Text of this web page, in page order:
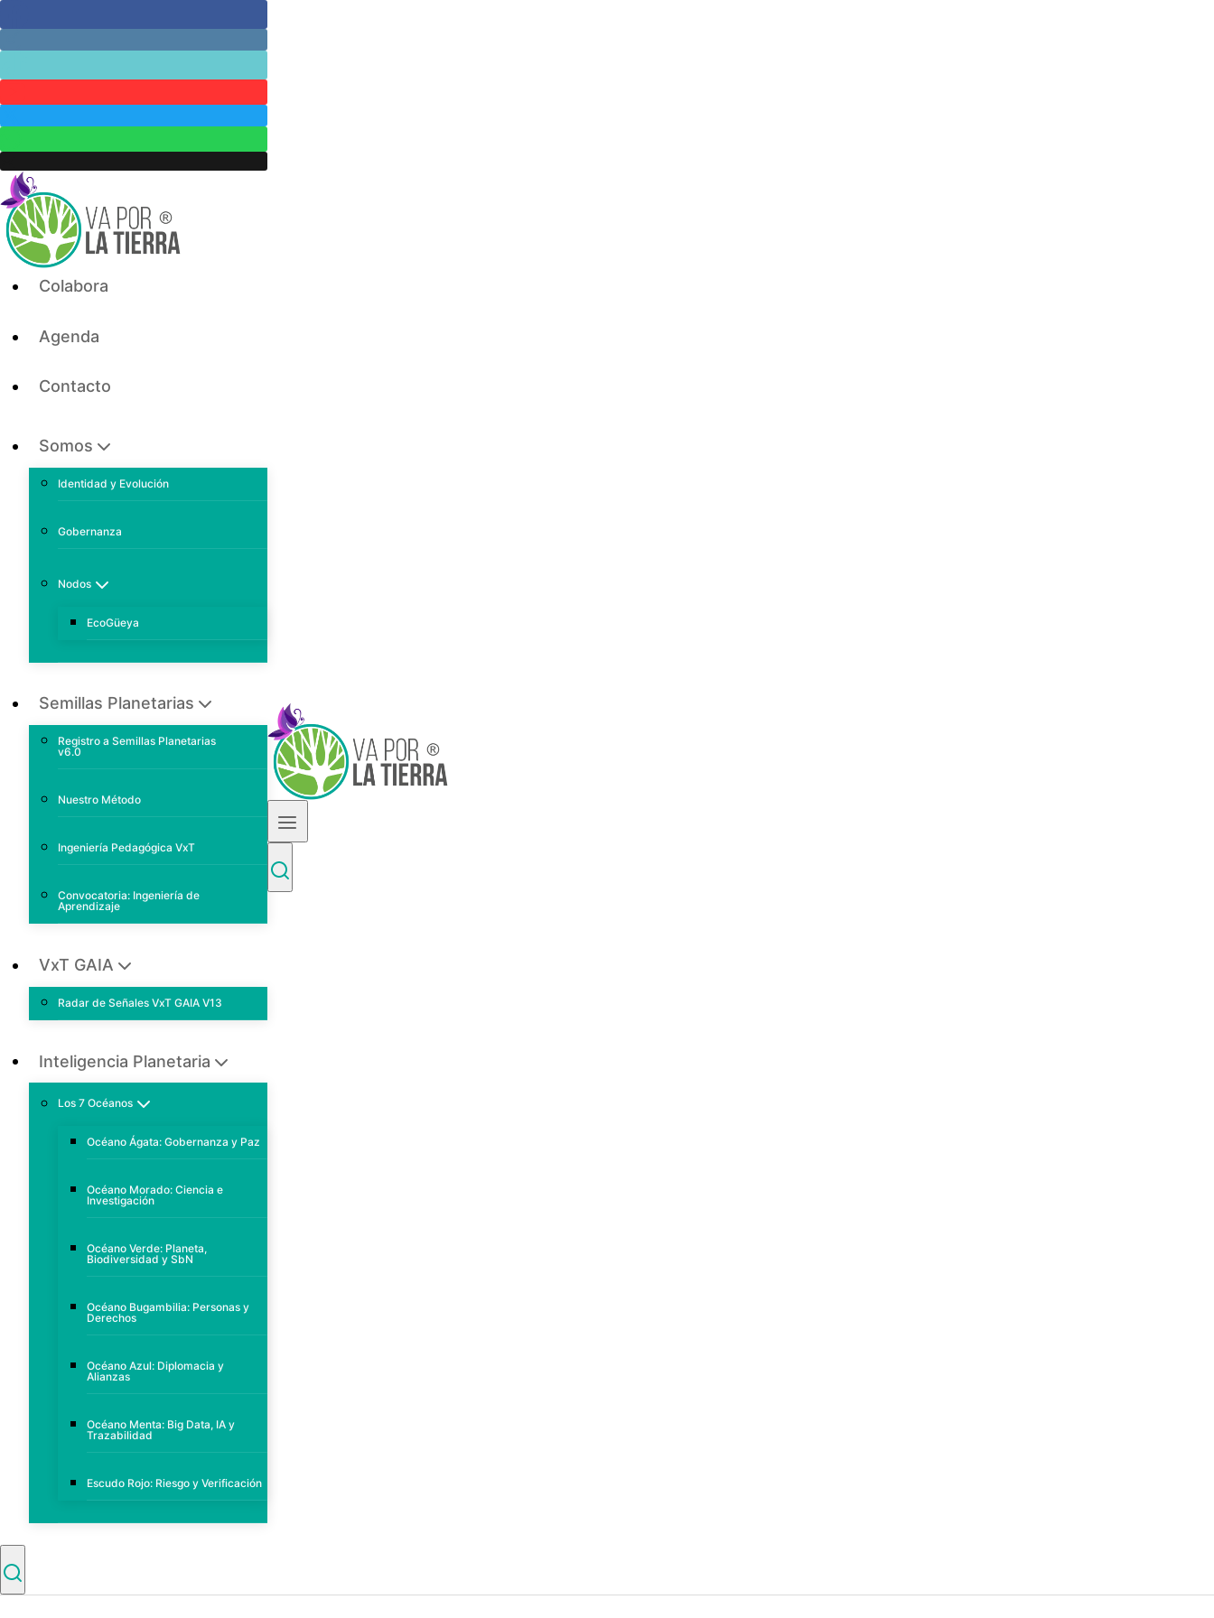
to
Colabora
Agenda
Contacto
Somos
Identidad y Evolución
Gobernanza
Nodos
EcoGüeya
Semillas Planetarias
Registro a Semillas Planetarias
v6.0
Nuestro Método
Ingeniería Pedagógica VxT
Convocatoria: Ingeniería de
Aprendizaje
VxT GAIA
Radar de Señales VxT GAIA V13
Inteligencia Planetaria
Los 7 Océanos
Océano Ágata: Gobernanza y Paz
Océano Morado: Ciencia e
Investigación
Océano Verde: Planeta,
Biodiversidad y SbN
Océano Bugambilia: Personas y
Derechos
Océano Azul: Diplomacia y
Alianzas
Océano Menta: Big Data, IA y
Trazabilidad
Escudo Rojo: Riesgo y Verificación